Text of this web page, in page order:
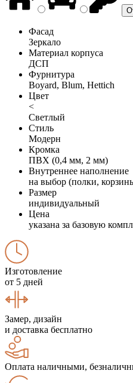
Фасад
Зеркало
Материал корпуса
ДСП
Фурнитура
Boyard, Blum, Hettich
Цвет
<
Светлый
Стиль
Модерн
Кромка
ПВХ (0,4 мм, 2 мм)
Внутреннее наполнение
на выбор (полки,
Размер
индивидуальный
Цена
указана за базовую
Изготовление
от 5 дней
Замер, дизайн
и доставка бесплатно
Оплата наличными,